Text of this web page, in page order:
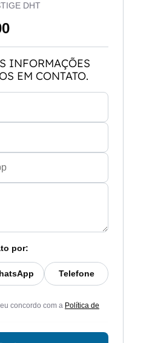
DHT
INFORMAÇÕES
EM CONTATO.
por:
Telefone
concordo com a Política de